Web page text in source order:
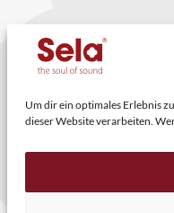
Um dir ein optimales Erlebnis
dieser Website verarbeiten.